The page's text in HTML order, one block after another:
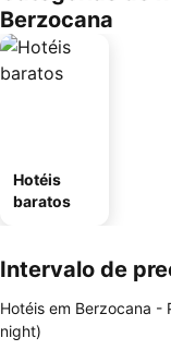
Berzocana
Hotéis
baratos
Intervalo de
Hotéis em Berzocana -
night)